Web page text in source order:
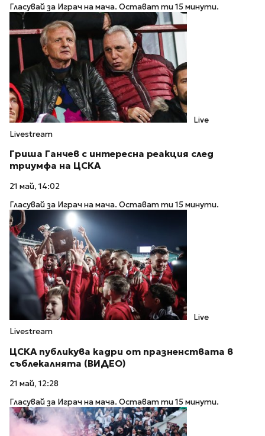
Гласувай за Играч на мача. Остават ти 15 минути.
Live
Livestream
Гриша Ганчев с интересна реакция след
триумфа на ЦСКА
21 май, 14:02
Гласувай за Играч на мача. Остават ти 15 минути.
Live
Livestream
ЦСКА публикува кадри от празненствата в
съблекалнята (ВИДЕО)
21 май, 12:28
Гласувай за Играч на мача. Остават ти 15 минути.